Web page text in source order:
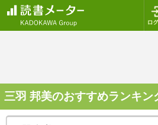
三羽 邦美のおすすめランキン